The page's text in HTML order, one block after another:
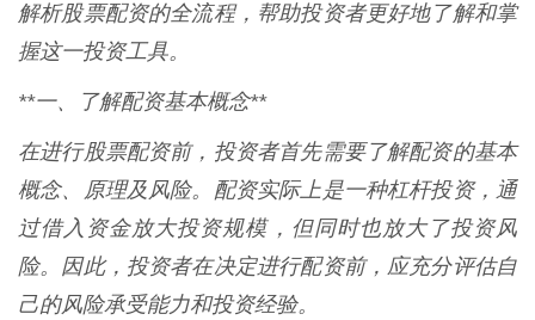
解析股票配资的全流程，帮助投资者更好地了解和掌
握这一投资工具。
**一、了解配资基本概念**
在进行股票配资前，投资者首先需要了解配资的基本
概念、原理及风险。配资实际上是一种杠杆投资，通
过借入资金放大投资规模，但同时也放大了投资风
险。因此，投资者在决定进行配资前，应充分评估自
己的风险承受能力和投资经验。